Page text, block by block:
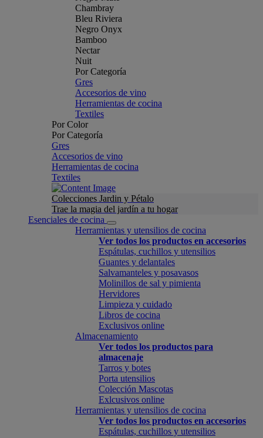
Chambray
Bleu Riviera
Negro Onyx
Bamboo
Nectar
Nuit
Por Categoría
Gres
Accesorios de vino
Herramientas de cocina
Textiles
Por Color
Por Categoría
Gres
Accesorios de vino
Herramientas de cocina
Textiles
Colecciones Jardin y Pétalo
Trae la magia del jardín a tu hogar
Esenciales de cocina
Herramientas y utensilios de cocina
Ver todos los productos en accesorios
Espátulas, cuchillos y utensilios
Guantes y delantales
Salvamanteles y posavasos
Molinillos de sal y pimienta
Hervidores
Limpieza y cuidado
Libros de cocina
Exclusivos online
Almacenamiento
Ver todos los productos para
almacenaje
Tarros y botes
Porta utensilios
Colección Mascotas
Exlcusivos online
Herramientas y utensilios de cocina
Ver todos los productos en accesorios
Espátulas, cuchillos y utensilios